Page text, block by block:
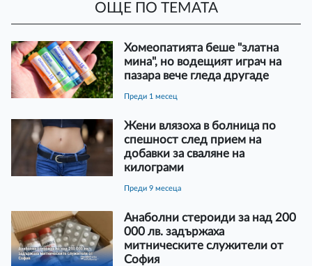
ОЩЕ ПО ТЕМАТА
Хомеопатията беше "златна
мина", но водещият играч на
пазара вече гледа другаде
преди 1 месец
Жени влязоха в болница по
спешност след прием на
добавки за сваляне на
килограми
преди 9 месеца
Анаболни стероиди за над 200
000 лв. задържаха
митническите служители от
София